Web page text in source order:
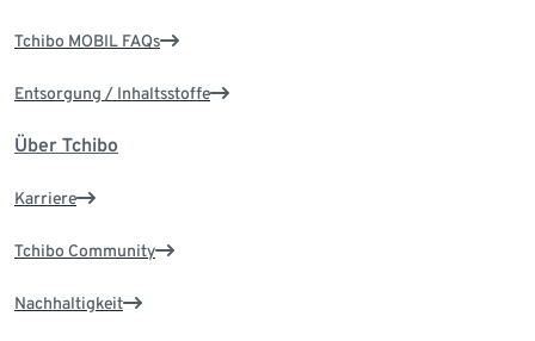
Tchibo MOBIL FAQs
Entsorgung / Inhaltsstoffe
Über Tchibo
Karriere
Tchibo Community
Nachhaltigkeit